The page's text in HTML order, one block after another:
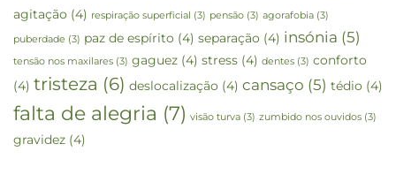
agitação (4) respiração superficial (3) pensão (3) agorafobia (3)
puberdade (3) paz de espírito (4) separação (4) insónia (5)
tensão nos maxilares (3) gaguez (4) stress (4) dentes (3) conforto
(4) tristeza (6) deslocalização (4) cansaço (5) tédio (4)
falta de alegria (7) visão turva (3) zumbido nos ouvidos (3)
gravidez (4)